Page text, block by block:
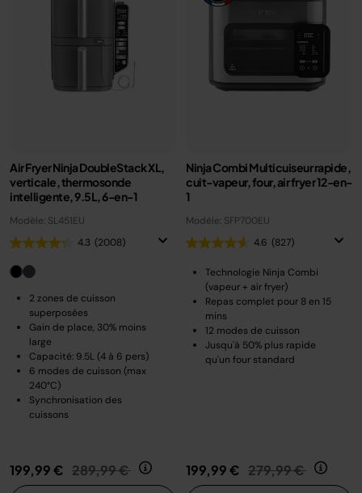
Air Fryer Ninja DoubleStack XL,
verticale, thermosonde
intelligente, 9.5L, 6-en-1
Modèle: SL451EU
4.3 (2008)
2 zones de cuisson
superposées
Gain de place, 30% moins
large
Capacité: 9.5L (4 à 6 pers)
6 modes de cuisson (max
240°C)
Synchronisation des
cuissons
199,99 € Prix réduit de
289,99 € au
Ninja Combi Multicuiseur rapide,
cuit-vapeur, four, air fryer 12-en-
1
Modèle: SFP700EU
4.6 (827)
Technologie Ninja Combi
(vapeur + air fryer)
Repas complet pour 8 en 15
mins
12 modes de cuisson
Jusqu'à 50% plus rapide
qu'un four standard
199,99 € Prix réduit de
279,99 € au